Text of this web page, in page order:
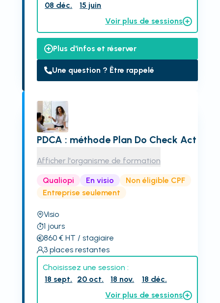
08 déc.
15 juin
Voir plus de sessions
Plus d'infos et réserver
Une question ? Être rappelé
PDCA : méthode Plan Do Check Act
Afficher l'organisme de formation
Qualiopi En visio
Non éligible CPF
Entreprise seulement
Visio
1 jours
860€ HT / stagiaire
3 places restantes
Choisissez une session :
18 sept.
20 oct. 18 nov.
18 déc.
Voir plus de sessions